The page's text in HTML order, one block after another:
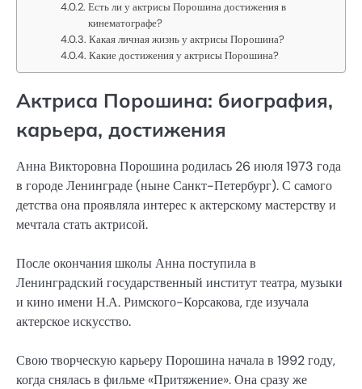
Есть ли у актрисы Порошина достижения в
кинематографе?
Какая личная жизнь у актрисы Порошина?
Какие достижения у актрисы Порошина?
Актриса Порошина: биография,
карьера, достижения
Анна Викторовна Порошина родилась 26 июля 1973 года
в городе Ленинграде (ныне Санкт-Петербург). С самого
детства она проявляла интерес к актерскому мастерству и
мечтала стать актрисой.
После окончания школы Анна поступила в
Ленинградский государственный институт театра, музыки
и кино имени Н.А. Римского-Корсакова, где изучала
актерское искусство.
Свою творческую карьеру Порошина начала в 1992 году,
когда снялась в фильме «Притяжение». Она сразу же